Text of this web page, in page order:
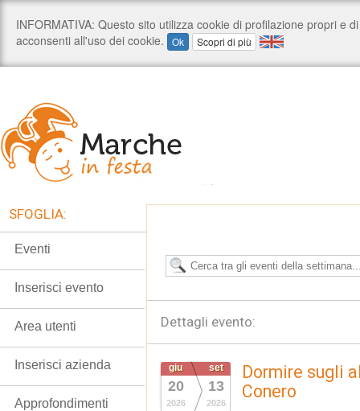
Dettagli evento:
giu
20
2026
set
13
2026
Dormire sugli
Conero
SFOGLIA:
Eventi
Inserisci evento
Area utenti
Inserisci azienda
Approfondimenti